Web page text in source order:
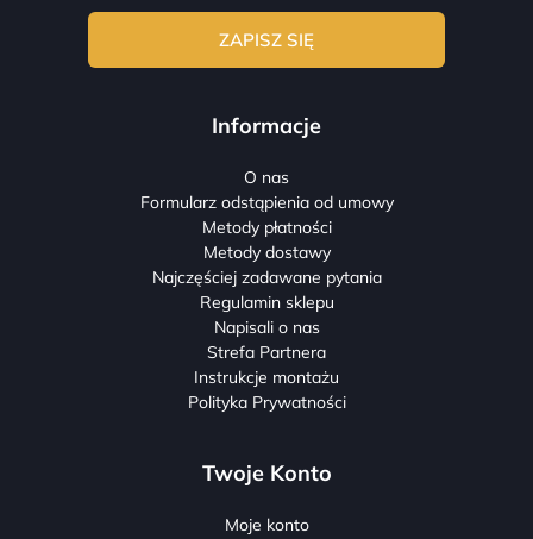
Informacje
O nas
Formularz odstąpienia od umowy
Metody płatności
Metody dostawy
Najczęściej zadawane pytania
Regulamin sklepu
Napisali o nas
Strefa Partnera
Instrukcje montażu
Polityka Prywatności
Twoje Konto
Moje konto